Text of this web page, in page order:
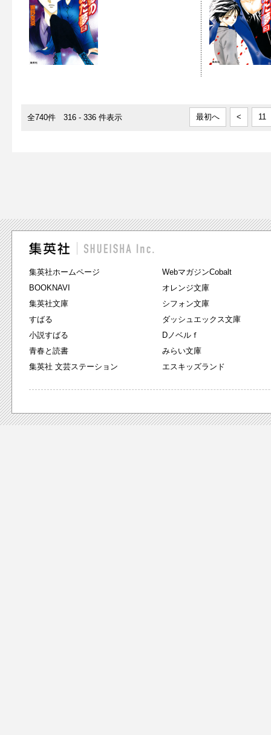
全740件 316 - 336 件表示 最初へ < 11
集英社ホームページ
BOOKNAVI
集英社文庫
すばる
小説すばる
青春と読書
集英社 文芸ステーション
WebマガジンCobalt
オレンジ文庫
シフォン文庫
ダッシュエックス文庫
Dノベルｆ
みらい文庫
エスキッズランド